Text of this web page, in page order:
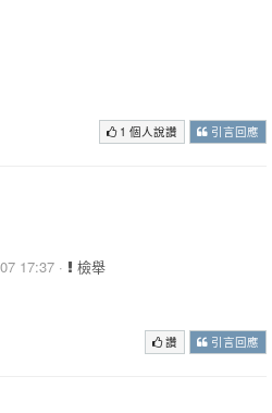
巔收人~
1 個人說讚 引言回應
17:37 · 檢舉
讚 引言回應